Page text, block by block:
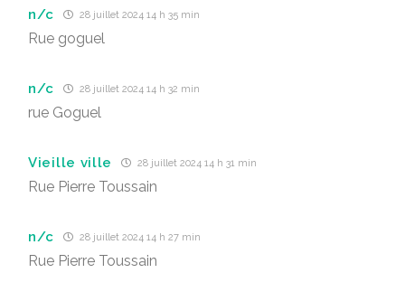
n/c 28 juillet 2024 14 h 35 min
Rue goguel
n/c 28 juillet 2024 14 h 32 min
rue Goguel
Vieille ville 28 juillet 2024 14 h 31 min
Rue Pierre Toussain
n/c 28 juillet 2024 14 h 27 min
Rue Pierre Toussain